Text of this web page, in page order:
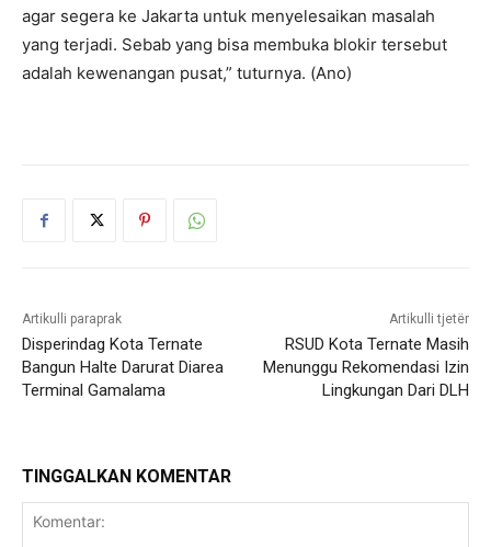
agar segera ke Jakarta untuk menyelesaikan masalah
yang terjadi. Sebab yang bisa membuka blokir tersebut
adalah kewenangan pusat,” tuturnya. (Ano)
Artikulli paraprak
Disperindag Kota Ternate
Bangun Halte Darurat Diarea
Terminal Gamalama
Artikulli tjetër
RSUD Kota Ternate Masih
Menunggu Rekomendasi Izin
Lingkungan Dari DLH
TINGGALKAN KOMENTAR